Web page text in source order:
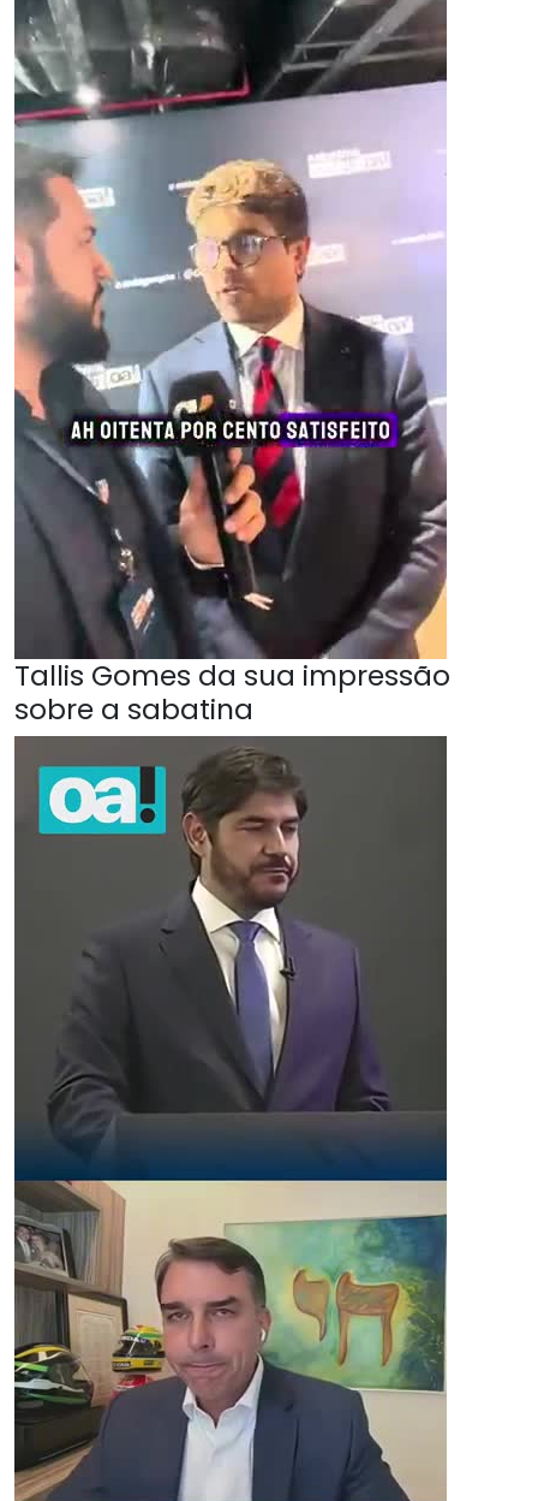
Tallis Gomes da sua impressão
sobre a sabatina